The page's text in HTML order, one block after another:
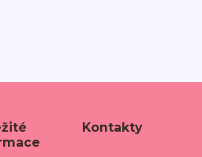
Kontakty